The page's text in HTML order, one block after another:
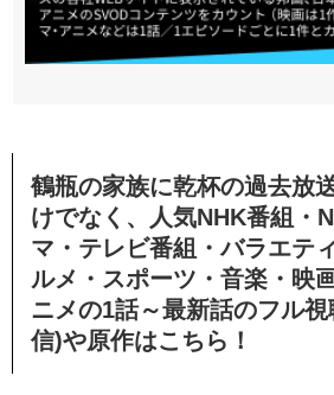
鶴瓶の家族に乾杯の過去放
けでなく、人気NHK番組・
マ・テレビ番組・バラエテ
ルメ・スポーツ・音楽・映
ニメの1話～最新話のフル
信)や原作はこちら！